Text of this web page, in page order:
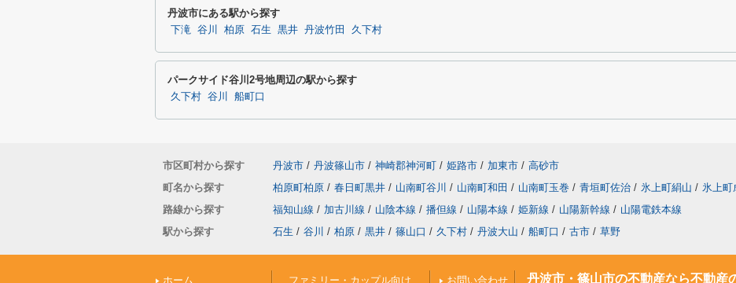
丹波市にある駅から探す
下滝 谷川 柏原 石生 黒井 丹波竹田 久下村
パークサイド谷川2号地周辺の駅から探す
久下村 谷川 船町口
市区町村から探す 丹波市 / 丹波篠山市 / 神崎郡神河町 / 姫路市 / 加東市 / 高砂市
町名から探す
柏原町柏原 / 春日町黒井 / 山南町谷川 / 山南町和田 / 山南町玉巻 / 青垣町佐治 / 氷上町絹山 / 氷上町
路線から探す
福知山線 / 加古川線 / 山陰本線 / 播但線 / 山陽本線 / 姫新線 / 山陽新幹線 / 山陽電鉄本線
駅から探す
石生 / 谷川 / 柏原 / 黒井 / 篠山口 / 久下村 / 丹波大山 / 船町口 / 古市 / 草野
ホーム ファミリー・カップル向け お問い合わせ 丹波市・篠山市の不動産なら不動産